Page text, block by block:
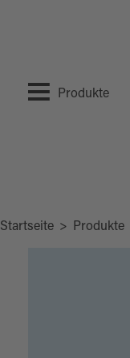
Produkte
Startseite > Produkte